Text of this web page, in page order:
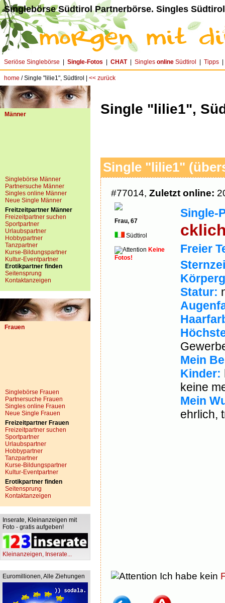
Singlebörse Südtirol Partnerbörse. Singles
Seriöse Singlebörse Single-Fotos CHAT| Singles online Südtirol Tipps
home / Single "lilie1", Südtirol | << zurück
Männer
Singlebörse Männer
Partnersuche Männer
Singles online Männer
Neue Single Männer
Freitzeitpartner Männer
Freizeitpartner suchen
Sportpartner
Urlaubspartner
Hobbypartner
Tanzpartner
Kurse-Bildungspartner
Kultur-Eventpartner
Erotikpartner finden
Seitensprung
Kontaktanzeigen
Frauen
Singlebörse Frauen
Partnersuche Frauen
Singles online Frauen
Neue Single Frauen
Freizeitpartner Frauen
Freizeitpartner suchen
Sportpartner
Urlaubspartner
Hobbypartner
Tanzpartner
Kurse-Bildungspartner
Kultur-Eventpartner
Erotikpartner finden
Seitensprung
Kontaktanzeigen
Inserate, Kleinanzeigen mit
Foto - gratis aufgeben!
Kleinanzeigen, Inserate...
Euromillionen, Alle Ziehungen
Single "lilie1",
Single "lilie1"
#77014, Zuletzt online:
Frau, 67
Südtirol
Keine
Fotos!
Single-
Freier
Statur:
Mein
Kinder:
keine
Mein
ehrlich,
Ich habe kein